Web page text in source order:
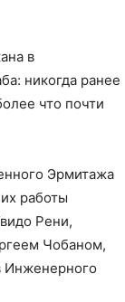
в
никогда ранее
что почти
Эрмитажа
работы
Рени,
Чобаном,
Инженерного